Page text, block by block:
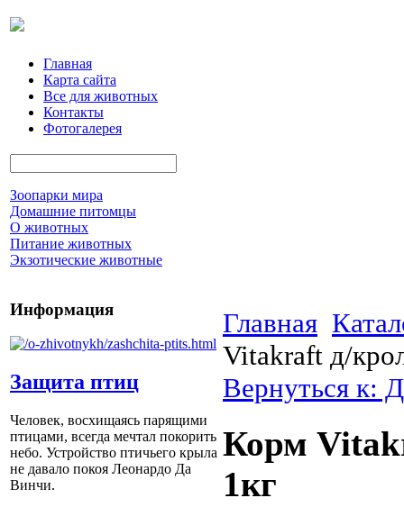
Главная
Карта сайта
Все для животных
Контакты
Фотогалерея
Зоопарки мира
Домашние питомцы
О животных
Питание животных
Экзотические животные
Информация
Защита птиц
Человек, восхищаясь парящими
птицами, всегда мечтал покорить
небо. Устройство птичьего крыла
не давало покоя Леонардо Да
Винчи.
Главная
Vitakraft д/
Вернуться к:
Корм
1кг